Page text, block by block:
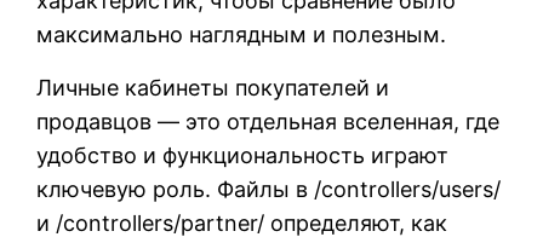
максимально наглядным и полезным.
Личные кабинеты покупателей и
продавцов — это отдельная вселенная, где
удобство и функциональность играют
ключевую роль. Файлы в /controllers/users/
и /controllers/partner/ определяют, как